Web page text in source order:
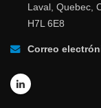
Laval, Quebec,
H7L 6E8
Correo